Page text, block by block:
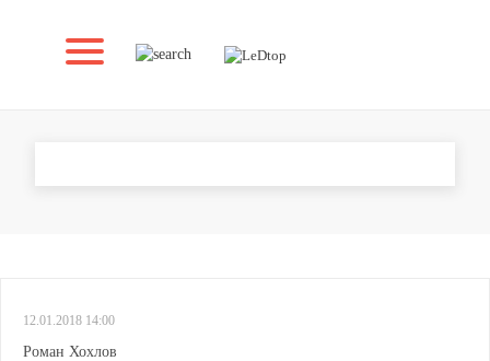
12.01.2018 14:00
Роман Хохлов